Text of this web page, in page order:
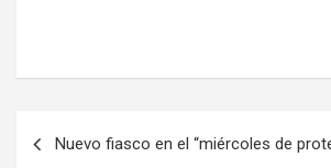
Nuevo fiasco en el “miércoles de